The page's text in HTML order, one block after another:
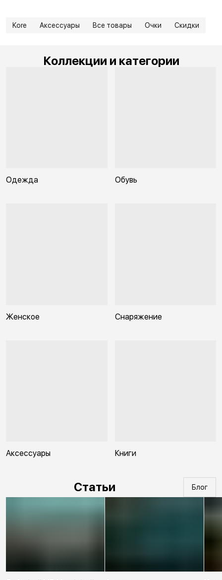
Kore Аксессуары Все товары Очки Скидки
Коллекции и категории
Одежда Обувь
Женское Снаряжение
Аксессуары Книги
Статьи Блог